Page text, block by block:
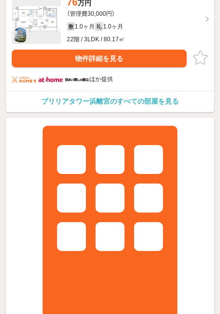
万円
（管理費30,000円）
敷 1.0ヶ月 礼 1.0ヶ月
22階 / 3LDK / 80.17㎡
物件詳細を見る
ほか提供
ブリリアタワー浜離宮のすべての部屋を見る